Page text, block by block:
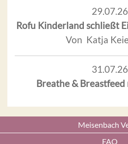
29.07.26
Rofu Kinderland schließt
Von Katja
31.07.26
Breathe &
Meisenbach
FAQ